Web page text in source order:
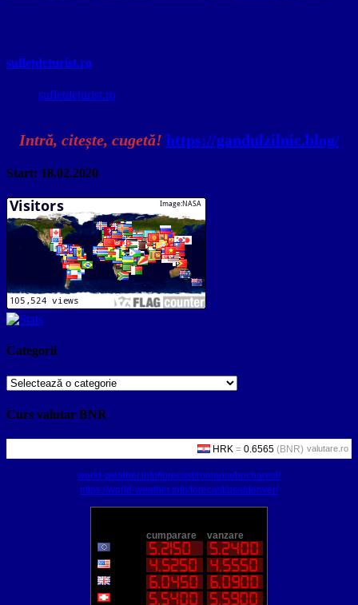
sufletdeturist.ro
sufletdeturist.ro
Intră, citește, cugetă! https://gandulzilnic.blog/
Start: 18.02.2020
Categorii
Categorii
Curs valutar BNR
valutare.ro
world-weather.info/forecast/romania/bucharest/
https://world-weather.info/forecast/usa/denver/